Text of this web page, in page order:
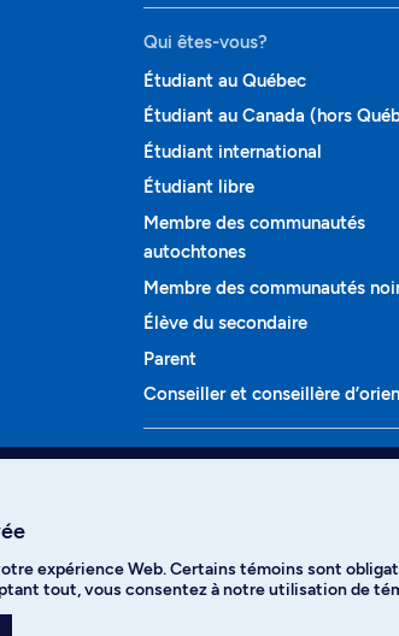
Qui êtes-vous?
Étudiant au Québec
Étudiant au Canada (hors
Étudiant international
Étudiant libre
Membre des communautés
autochtones
Membre des communautés
Élève du secondaire
Parent
Conseiller et conseillère
Programmes et cours
Spotify
expérience Web. Certains témoins sont
tout, vous consentez à notre utilisation de